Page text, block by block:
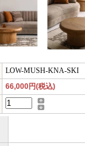
LOW-MUSH-KNA-SKI
66,000円(税込)